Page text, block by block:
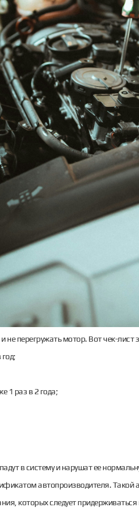
не перегружать мотор. Вот чек-
1 раз в 2 года;
в систему и нарушат ее
автопроизводителя.
которых следует придерживаться